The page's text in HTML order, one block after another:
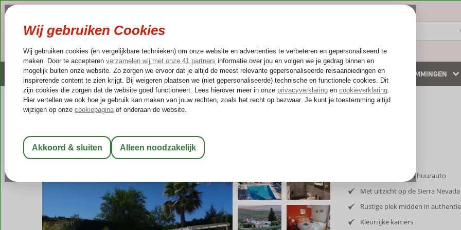
NAZOMER LAST MINUTES ZOMER 2026 WINTERZON BESTEMMINGEN
Altijd inclusief huurauto Kleinschalige & unieke accommodaties Weg van de drukte
Casa Olivar
Logies-Bed & Breakfast
Inclusief vlucht en huurauto
Met uitzicht op de Sierra Nevada
Rustige plek midden in
Kleurrijke kamers